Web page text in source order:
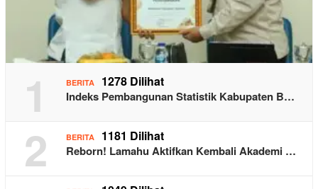
1 BERITA 1278 Dilihat
Indeks Pembangunan Statistik Kabupaten B…
2 BERITA 1181 Dilihat
Reborn! Lamahu Aktifkan Kembali Akademi …